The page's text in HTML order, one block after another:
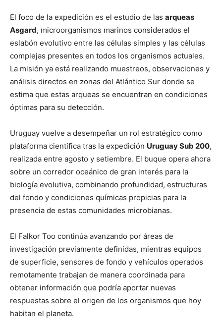
El foco de la expedición es el estudio de las arqueas
Asgard, microorganismos marinos considerados el
eslabón evolutivo entre las células simples y las células
complejas presentes en todos los organismos actuales.
La misión ya está realizando muestreos, observaciones y
análisis directos en zonas del Atlántico Sur donde se
estima que estas arqueas se encuentran en condiciones
óptimas para su detección.
Uruguay vuelve a desempeñar un rol estratégico como
plataforma científica tras la expedición Uruguay Sub 200,
realizada entre agosto y setiembre. El buque opera ahora
sobre un corredor oceánico de gran interés para la
biología evolutiva, combinando profundidad, estructuras
del fondo y condiciones químicas propicias para la
presencia de estas comunidades microbianas.
El Falkor Too continúa avanzando por áreas de
investigación previamente definidas, mientras equipos
de superficie, sensores de fondo y vehículos operados
remotamente trabajan de manera coordinada para
obtener información que podría aportar nuevas
respuestas sobre el origen de los organismos que hoy
habitan el planeta.